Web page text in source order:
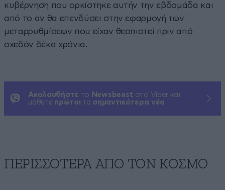
κυβέρνηση που ορκίστηκε αυτήν την εβδομάδα και
από το αν θα επενδύσει στην εφαρμογή των
μεταρρυθμίσεων που είχαν θεσπιστεί πριν από
σχεδόν δέκα χρόνια.
Ακολουθήστε το Newsbeast στο Viber και
μάθετε πρώτοι τα σημαντικότερα νέα
ΠΕΡΙΣΣΟΤΕΡΑ ΑΠΟ ΤΟΝ ΚΟΣΜΟ